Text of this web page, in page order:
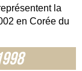
la
en Corée du